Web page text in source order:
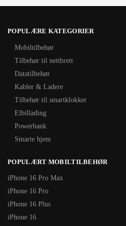
POPULÆRE KATEGORIER
Mobiltilbehør
Tilbehør til nettbrett
Datatilbehør
Kabler & Ladere
Tilbehør til smartklokker
Elbillading
Powerbank
Smarte hjem
POPULÆRT MOBILTILBEHØR
iPhone 16 Pro Max
iPhone 16 Pro
iPhone 16 Plus
iPhone 16